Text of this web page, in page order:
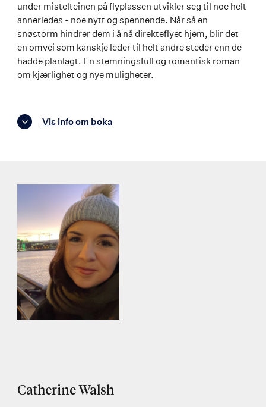
under mistelteinen på flyplassen utvikler seg til noe helt
annerledes - noe nytt og spennende. Når så en
snøstorm hindrer dem i å nå direkteflyet hjem, blir det
en omvei som kanskje leder til helt andre steder enn de
hadde planlagt. En stemningsfull og romantisk roman
om kjærlighet og nye muligheter.
Vis info om boka
Catherine Walsh